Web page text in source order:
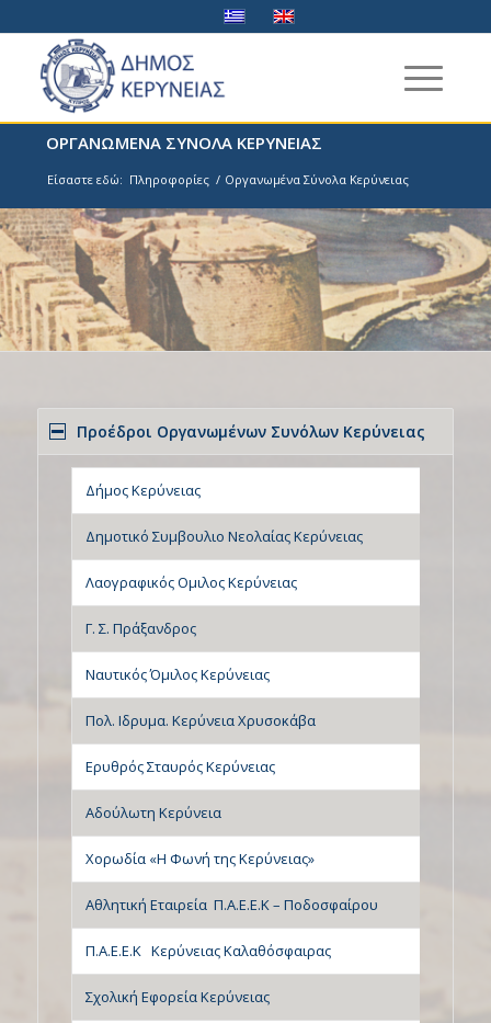
ΟΡΓΑΝΩΜΕΝΑ ΣΥΝΟΛΑ ΚΕΡΥΝΕΙΑΣ
Είσαστε εδώ: Πληροφορίες / Οργανωμένα Σύνολα Κερύνειας
Προέδροι Οργανωμένων Συνόλων Κερύνειας
Δήμος Κερύνειας
Δημοτικό Συμβουλιο Νεολαίας Κερύνειας
Λαογραφικός Ομιλος Κερύνειας
Γ. Σ. Πράξανδρος
Ναυτικός Όμιλος Κερύνειας
Πολ. Ιδρυμα. Κερύνεια Χρυσοκάβα
Ερυθρός Σταυρός Κερύνειας
Αδούλωτη Κερύνεια
Χορωδία «Η Φωνή της Κερύνειας»
Αθλητική Εταιρεία Π.Α.Ε.Ε.Κ – Ποδοσφαίρου
Π.Α.Ε.Ε.Κ Κερύνειας Καλαθόσφαιρας
Σχολική Εφορεία Κερύνειας